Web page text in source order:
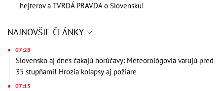
hejterov a TVRDÁ PRAVDA o Slovensku!
NAJNOVŠIE ČLÁNKY
07:28
Slovensko aj dnes čakajú horúčavy: Meteorológovia varujú pred
35 stupňami! Hrozia kolapsy aj požiare
07:13